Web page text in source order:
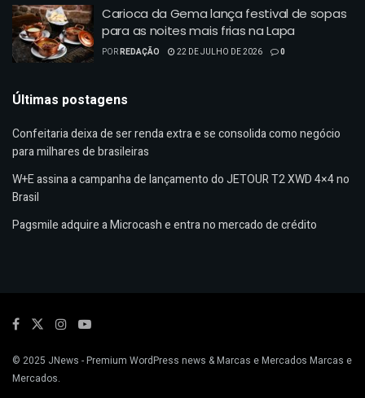
Carioca da Gema lança festival de sopas
para as noites mais frias na Lapa
PORREDAÇÃO 22 DE JULHO DE 2026 0
Últimas postagens
Confeitaria deixa de ser renda extra e se consolida como negócio
para milhares de brasileiras
W+E assina a campanha de lançamento do JETOUR T2 XWD 4×4 no
Brasil
Pagsmile adquire a Microcash e entra no mercado de crédito
© 2025 JNews - Premium WordPress news & Marcas e Mercados Marcas e
Mercados.